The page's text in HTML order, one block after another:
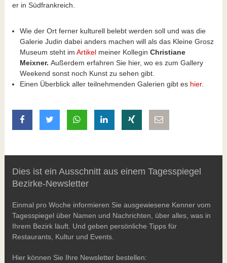
er in Südfrankreich.
Wie der Ort ferner kulturell belebt werden soll und was die
Galerie Judin dabei anders machen will als das Kleine Grosz
Museum steht im Artikelmeiner Kollegin Christiane
Meixner. Außerdem erfahren Sie hier, wo es zum Gallery
Weekend sonst noch Kunst zu sehen gibt.
Einen Überblick aller teilnehmenden Galerien gibt es hier.
auf Facebook teilen
auf Twitter teilenmit Whatsapp teilen
auf LinkedIn teilen
auf Xing teilen
Dies ist ein Ausschnitt aus einem Tagesspiegel
Bezirke-Newsletter
Einmal pro Woche informieren Sie ausgewiesene Kenner vom
Tagesspiegel über Namen und Nachrichten, über alles, was in
Ihrem Bezirk läuft. Und geben persönliche Tipps für
Restaurants, Kultur und Events.
Hier können Sie Ihre Newsletter bestellen: